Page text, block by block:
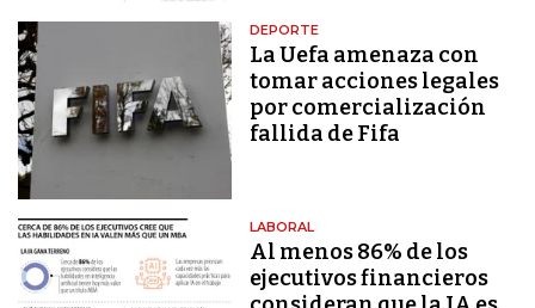
DEPORTE
La Uefa amenaza con
tomar acciones legales
por comercialización
fallida de Fifa
LABORAL
Al menos 86% de los
ejecutivos financieros